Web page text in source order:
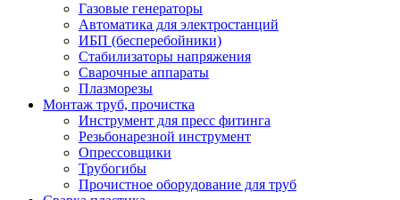
Газовые генераторы
Автоматика для электростанций
ИБП (бесперебойники)
Стабилизаторы напряжения
Сварочные аппараты
Плазморезы
Монтаж труб, прочистка
Инструмент для пресс фитинга
Резьбонарезной инструмент
Опрессовщики
Трубогибы
Прочистное оборудование для труб